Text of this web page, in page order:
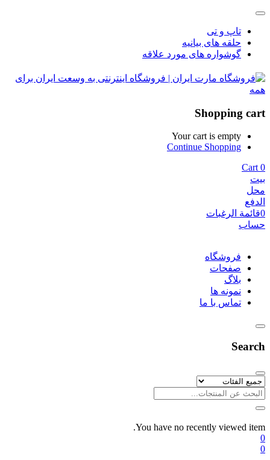
تاپ و تی
حلقه های بیانیه
گوشواره های مورد علاقه
Shopping cart
Your cart is empty
Continue Shopping
0
Cart
بيت
محل
الدفع
0قائمة الرغبات
حساب
فروشگاه
صفحات
بلاگ
نمونه ها
تماس با ما
Search
You have no recently viewed item.
0
0